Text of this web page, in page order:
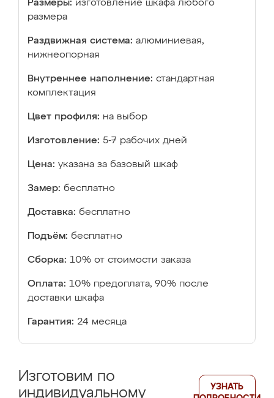
Размеры: изготовление шкафа любого
размера
Раздвижная система: алюминиевая,
нижнеопорная
Внутреннее наполнение: стандартная
комплектация
Цвет профиля: на выбор
Изготовление: 5-7 рабочих дней
Цена: указана за базовый шкаф
Замер: бесплатно
Доставка: бесплатно
Подъём: бесплатно
Сборка: 10% от стоимости заказа
Оплата: 10% предоплата, 90% после
доставки шкафа
Гарантия: 24 месяца
Изготовим по
индивидуальному
УЗНАТЬ